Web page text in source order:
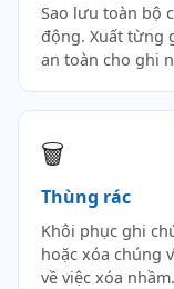
Sao lưu toàn bộ
động. Xuất từng
an toàn cho ghi
🗑️
Thùng rác
Khôi phục ghi
hoặc xóa chúng
về việc xóa nhầm.